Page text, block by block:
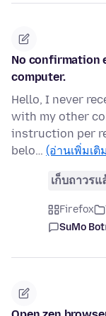
No confirmation
computer.
Hello, I never
with my other
instruction per
belo… (อ่านเพิ่มเติ
เก็บถาวรแ
Firefox
SuMo Bot